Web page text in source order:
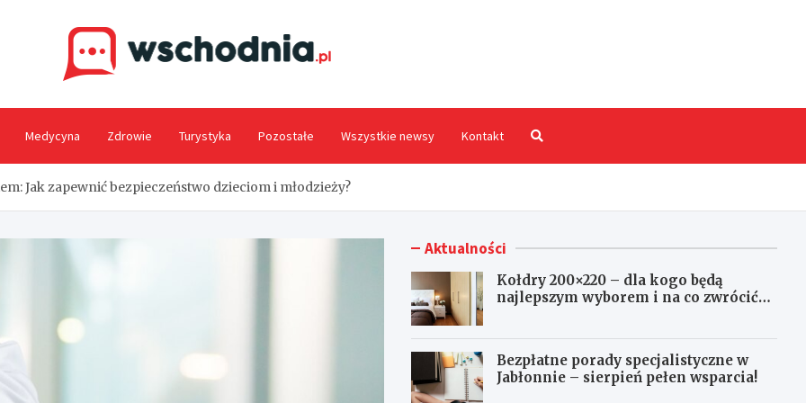
Medycyna Zdrowie Turystyka Pozostałe Wszystkie newsy Kontakt
Jak zapewnić bezpieczeństwo dzieciom i młodzieży?
Aktualności
Kołdry 200×220 – dla kogo będą
najlepszym wyborem i na co zwrócić
Bezpłatne porady specjalistyczne w
Jabłonnie – sierpień pełen wsparcia!